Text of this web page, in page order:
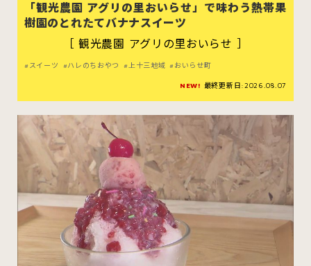
スイーツ ハンバーガー
青森市 五所川原市 つがる市
弘前市 黒石市
「観光農園 アグリの里おいらせ」で味わう熱帯果
樹園のとれたてバナナスイーツ
［ 観光農園 アグリの里おいらせ ］
スイーツ ハレのちおやつ 上十三地域 おいらせ町
NEW! 最終更新日:2026.08.07